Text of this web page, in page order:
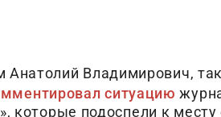
Анатолий Владимирович,
ситуацию
которые подоспели к